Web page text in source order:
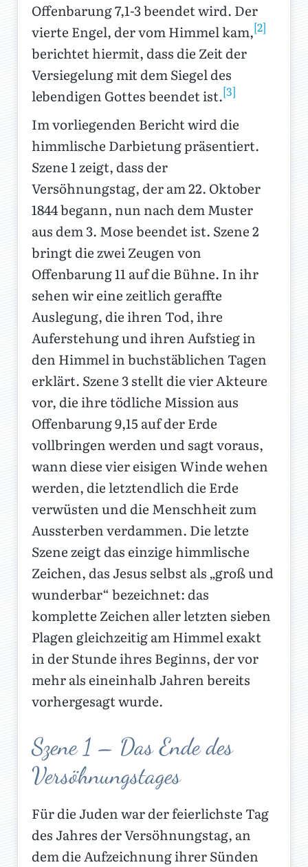
Offenbarung 7,1-3 beendet wird. Der
vierte Engel, der vom Himmel kam,[2]
berichtet hiermit, dass die Zeit der
Versiegelung mit dem Siegel des
lebendigen Gottes beendet ist.[3]
Im vorliegenden Bericht wird die
himmlische Darbietung präsentiert.
Szene 1 zeigt, dass der
Versöhnungstag, der am 22. Oktober
1844 begann, nun nach dem Muster
aus dem 3. Mose beendet ist. Szene 2
bringt die zwei Zeugen von
Offenbarung 11 auf die Bühne. In ihr
sehen wir eine zeitlich geraffte
Auslegung, die ihren Tod, ihre
Auferstehung und ihren Aufstieg in
den Himmel in buchstäblichen Tagen
erklärt. Szene 3 stellt die vier Akteure
vor, die ihre tödliche Mission aus
Offenbarung 9,15 auf der Erde
vollbringen werden und sagt voraus,
wann diese vier eisigen Winde wehen
werden, die letztendlich die Erde
verwüsten und die Menschheit zum
Aussterben verdammen. Die letzte
Szene zeigt das einzige himmlische
Zeichen, das Jesus selbst als „groß und
wunderbar“ bezeichnet: das
komplette Zeichen aller letzten sieben
Plagen gleichzeitig am Himmel exakt
in der Stunde ihres Beginns, der vor
mehr als eineinhalb Jahren bereits
vorhergesagt wurde.
Szene 1 – Das Ende des
Versöhnungstages
Für die Juden war der feierlichste Tag
des Jahres der Versöhnungstag, an
dem die Aufzeichnung ihrer Sünden